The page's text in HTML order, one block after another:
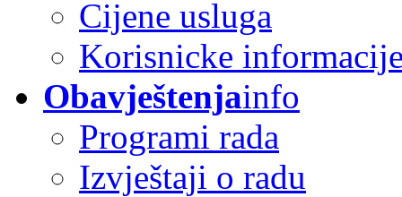
Cijene usluga
Korisnicke
Obavještenjainfo
Programi rada
Izvještaji o radu